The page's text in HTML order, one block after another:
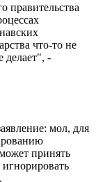
правительства
что-то не
делает", -
мол, для
принять